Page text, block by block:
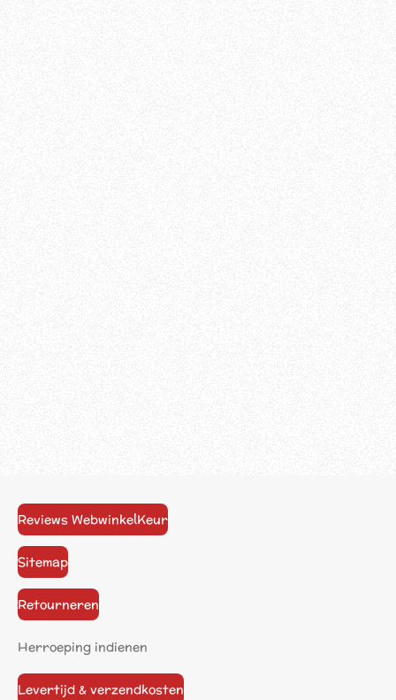
Reviews WebwinkelKeur
Sitemap
Retourneren
Herroeping indienen
Levertijd & verzendkosten